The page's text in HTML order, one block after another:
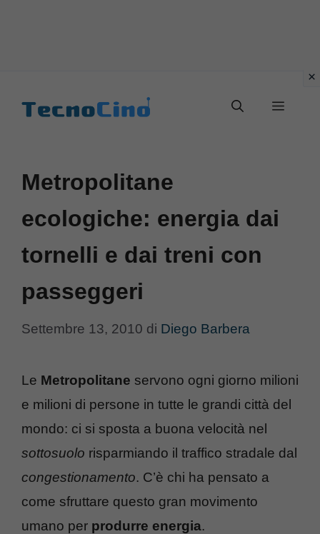
Menu
Metropolitane
ecologiche: energia dai
tornelli e dai treni con
passeggeri
Settembre 13, 2010 di Diego Barbera
Le Metropolitane servono ogni giorno milioni
e milioni di persone in tutte le grandi città del
mondo: ci si sposta a buona velocità nel
sottosuolo risparmiando il traffico stradale dal
congestionamento. C’è chi ha pensato a
come sfruttare questo gran movimento
umano per produrre energia.